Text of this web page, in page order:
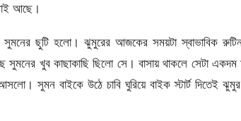
আছে।
সুমনের ছুটি হলো। ঝুমুরের আজকের সময়টা স্বাভাবিক
সুমনের খুব কাছাকাছি ছিলো সে। বাসায় থাকলে সেটা
সুমন বাইকে উঠে চাবি ঘুরিয়ে বাইক স্টার্ট